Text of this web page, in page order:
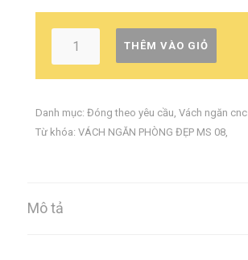
THÊM VÀO GIỎ
Danh mục: Đóng theo yêu cầu, Vách ngăn cnc
Từ khóa: VÁCH NGĂN PHÒNG ĐẸP MS 08,
Mô tả